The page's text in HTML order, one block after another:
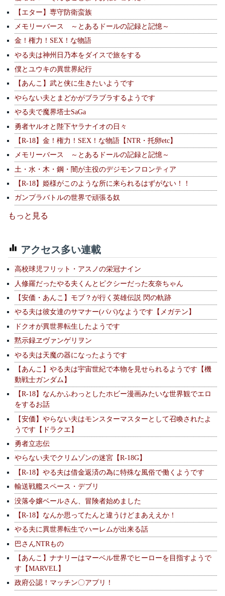
【エター】専守防衛蛮族
メモリーバース ～とあるドールの記録と記憶～
金！権力！SEX！な物語
やる夫は神州日乃本をダイスで旅をする
僕とユウキの異世界紀行
【あんこ】武と侠に生きたいようです
やらない夫とまどかがブラブラするようです
やる夫で魔界塔士SaGa
勇者ヤルオと陛下ヤラナイオの日々
【R-18】金！権力！SEX！な物語【NTR・托卵etc】
メモリーバース ～とあるドールの記録と記憶～
土・水・木・鋼・闇が主役のデジモンフロンティア
【R-18】姫様がこのような所に来られるはずがない！！
ガンプラバトルの世界で頑張る奴
もっと見る
アクセス多い連載
高校球児フリット・アスノの栄冠ナイン
人修羅だったやる夫くんとピクシーだった友奈ちゃん
【安価・あんこ】モブ？が行く英雄伝説 閃の軌跡
やる夫は彼女達のサマナー(パパ)なようです【メガテン】
ドクオが異世界転生したようです
黙示録ヱヴァンゲリヲン
やる夫は天魔の器になったようです
【あんこ】やる夫は宇宙世紀で本物を見せられるようです【機
動戦士ガンダム】
【R-18】なんかふわっとしたホビー漫画みたいな世界観でエロ
をするお話
【安価】やらない夫はモンスターマスターとして召喚されたよ
うです【ドラクエ】
勇者立志伝
やらない夫でクリムゾンの迷宮【R-18G】
【R-18】やる夫は借金返済の為に特殊な風俗で働くようです
輸送戦艦スペース・デブリ
没落令嬢ベールさん、冒険者始めました
【R-18】なんか思ってたんと違うけどまあええか！
やる夫に異世界転生でハーレムが出来る話
巴さんNTRもの
【あんこ】ナナリーはマーベル世界でヒーローを目指すようで
す【MARVEL】
政府公認！マッチン〇アプリ！